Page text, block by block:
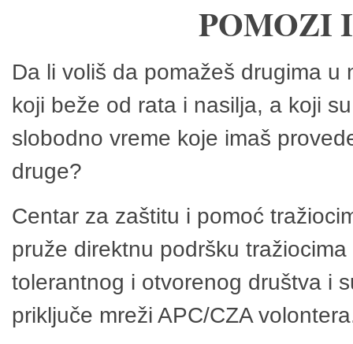
POMOZI
Da li voliš da pomažeš drugima
koji beže od rata i nasilja, a koji
slobodno vreme koje imaš
druge?
Centar za zaštitu i pomoć
pruže direktnu podršku
tolerantnog i otvorenog društva i
priključe mreži APC/CZA